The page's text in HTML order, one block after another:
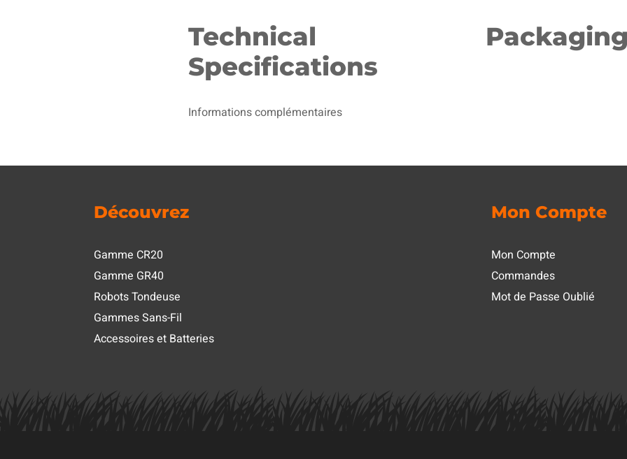
Technical
Specifications
Informations complémentaires
Découvrez
Gamme CR20
Gamme GR40
Robots Tondeuse
Gammes Sans-Fil
Accessoires et Batteries
Mon Compte
Mon Compte
Commandes
Mot de Passe Oublié